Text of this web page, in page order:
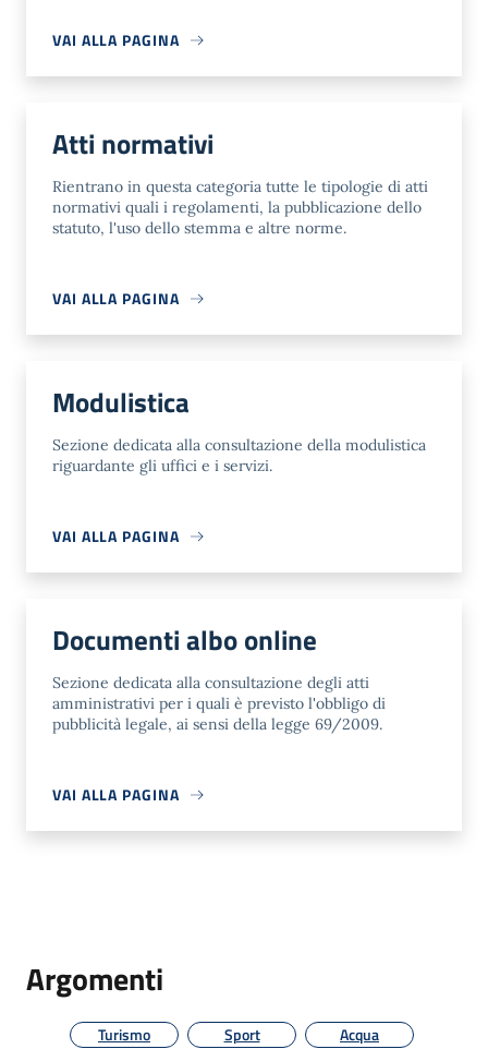
VAI ALLA PAGINA
Atti normativi
Rientrano in questa categoria tutte le tipologie di atti
normativi quali i regolamenti, la pubblicazione dello
statuto, l'uso dello stemma e altre norme.
VAI ALLA PAGINA
Modulistica
Sezione dedicata alla consultazione della modulistica
riguardante gli uffici e i servizi.
VAI ALLA PAGINA
Documenti albo online
Sezione dedicata alla consultazione degli atti
amministrativi per i quali è previsto l'obbligo di
pubblicità legale, ai sensi della legge 69/2009.
VAI ALLA PAGINA
Argomenti
Turismo Sport
Acqua